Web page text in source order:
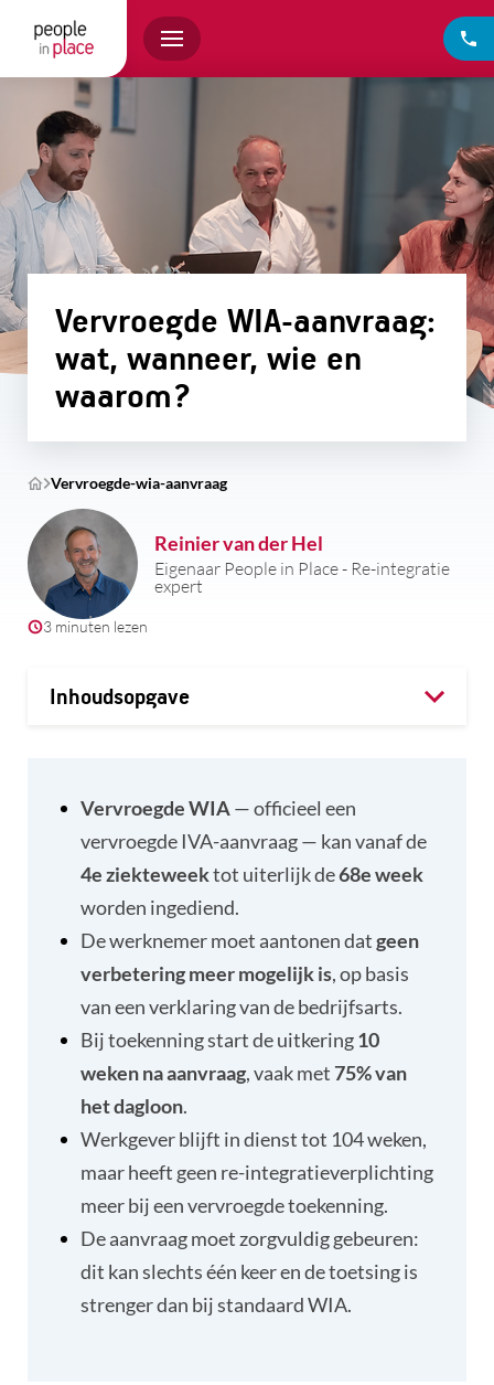
Vervroegde WIA-aanvraag:
wat, wanneer, wie en
waarom?
Vervroegde-wia-aanvraag
Reinier van der Hel
Eigenaar People in Place - Re-integratie
expert
3 minuten lezen
Inhoudsopgave
Vervroegde WIA— officieel een
vervroegde IVA-aanvraag — kan vanaf de
4e ziekteweektot uiterlijk de68e week
worden ingediend.
De werknemer moet aantonen datgeen
verbetering meer mogelijk is, op basis
van een verklaring van de bedrijfsarts.
Bij toekenning start de uitkering10
weken na aanvraag, vaak met75% van
het dagloon.
Werkgever blijft in dienst tot 104 weken,
maar heeft geen re-integratieverplichting
meer bij een vervroegde toekenning.
De aanvraag moet zorgvuldig gebeuren:
dit kan slechts één keer en de toetsing is
strenger dan bij standaard WIA.